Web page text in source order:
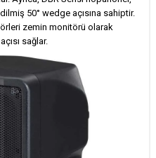
50° wedge açısına sahiptir.
zemin monitörü olarak
sağlar.